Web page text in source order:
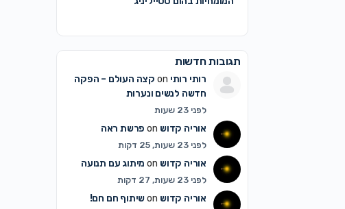
תגובות חדשות
רותי רותי
קצה העולם – הפקה
חדשה לנשים ונערות
לפני 23 שעות
אוריה קדוש פרשת ראה
לפני 23 שעות, 25 דקות
אוריה קדוש מיתוג עם תנועה
לפני 23 שעות, 27 דקות
אוריה קדוש שיתוף חם חם!